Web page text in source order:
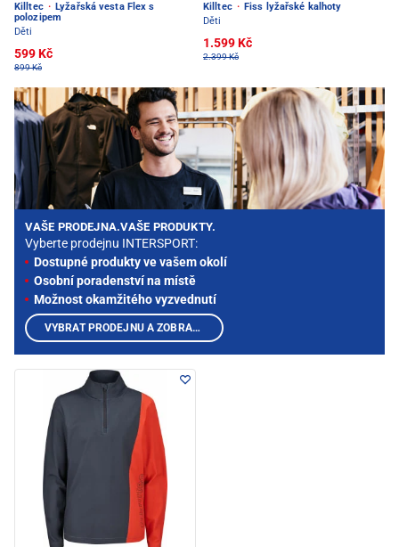
Killtec · Lyžařská vesta Flex s
polozipem
Děti
599 Kč
899 Kč
Killtec · Fiss lyžařské kalhoty
Děti
1.599 Kč
2.399 Kč
VAŠE PRODEJNA.VAŠE PRODUKTY.
Vyberte prodejnu INTERSPORT:
Dostupné produkty ve vašem okolí
Osobní poradenství na místě
Možnost okamžitého vyzvednutí
VYBRAT PRODEJNU A ZOBRAZIT PRODUKTY